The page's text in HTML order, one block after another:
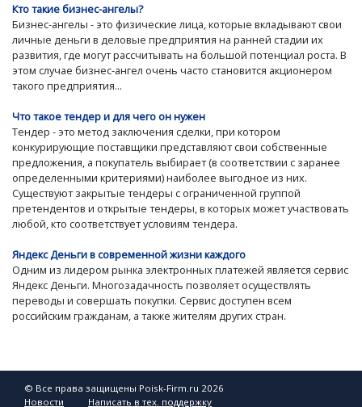
Кто такие бизнес-ангелы?
Бизнес-ангелы - это физические лица, которые вкладывают свои
личные деньги в деловые предприятия на ранней стадии их
развития, где могут рассчитывать на большой потенциал роста. В
этом случае бизнес-ангел очень часто становится акционером
такого предприятия...
Что такое тендер и для чего он нужен
Тендер - это метод заключения сделки, при котором
конкурирующие поставщики представляют свои собственные
предложения, а покупатель выбирает (в соответствии с заранее
определенными критериями) наиболее выгодное из них.
Существуют закрытые тендеры с ограниченной группой
претендентов и открытые тендеры, в которых может участвовать
любой, кто соответствует условиям тендера.
Яндекс Деньги в современной жизни каждого
Одним из лидером рынка электронных платежей является сервис
Яндекс Деньги. Многозадачность позволяет осуществлять
переводы и совершать покупки. Сервис доступен всем
российским гражданам, а также жителям других стран.
© Все права защищены Poisk-Firm.ru 2026
Новости
Написать в тех. поддержку